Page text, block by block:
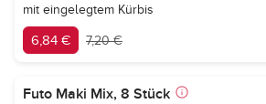
mit eingelegtem Kürbis
6,84 € 7,20 €
Futo Maki Mix, 8 Stück